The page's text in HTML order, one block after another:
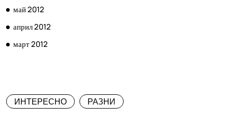
май 2012
април 2012
март 2012
ИНТЕРЕСНО РАЗНИ